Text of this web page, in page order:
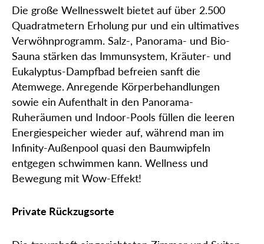
Die große Wellnesswelt bietet auf über 2.500
Quadratmetern Erholung pur und ein ultimatives
Verwöhnprogramm. Salz-, Panorama- und Bio-
Sauna stärken das Immunsystem, Kräuter- und
Eukalyptus-Dampfbad befreien sanft die
Atemwege. Anregende Körperbehandlungen
sowie ein Aufenthalt in den Panorama-
Ruheräumen und Indoor-Pools füllen die leeren
Energiespeicher wieder auf, während man im
Infinity-Außenpool quasi den Baumwipfeln
entgegen schwimmen kann. Wellness und
Bewegung mit Wow-Effekt!
Private Rückzugsorte